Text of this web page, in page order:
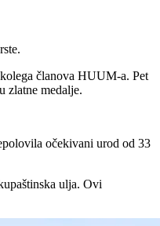
članova HUUM-a. Pet
zlatne medalje.
očekivani urod od 33
ulja. Ovi